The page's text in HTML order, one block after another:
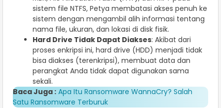
sistem file NTFS, Petya membatasi akses penuh ke
sistem dengan mengambil alih informasi tentang
nama file, ukuran, dan lokasi di disk fisik.
Hard Drive Tidak Dapat Diakses: Akibat dari
proses enkripsi ini, hard drive (HDD) menjadi tidak
bisa diakses (terenkripsi), membuat data dan
perangkat Anda tidak dapat digunakan sama
sekali.
Baca Juga : Apa Itu Ransomware WannaCry? Salah
Satu Ransomware Terburuk